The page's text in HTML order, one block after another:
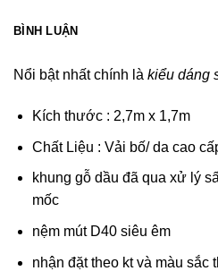
BÌNH LUẬN
Nổi bật nhất chính là kiểu dáng
Kích thước : 2,7m x 1,7m
Chất Liệu : Vải bố/ da cao
khung gỗ dầu đã qua xử lý
mốc
nệm mút D40 siêu êm
nhận đặt theo kt và màu sắc